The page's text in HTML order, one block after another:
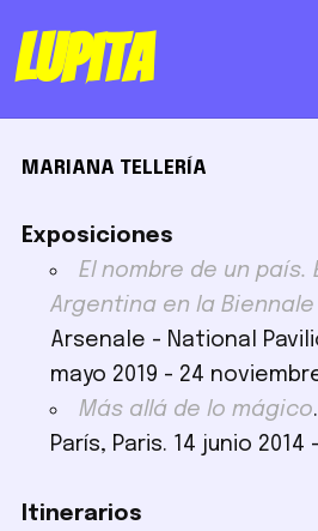
Lupita
MARIANA TELLERÍA
Exposiciones
El nombre de un país.
Argentina en la Biennale
Arsenale - National
mayo 2019 - 24
Más allá de lo mágico
París, Paris. 14 junio 2014
Itinerarios